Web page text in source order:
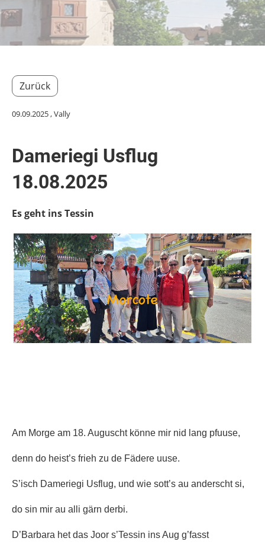
Zurück
09.09.2025, Vally
Dameriegi Usflug
18.08.2025
Es geht ins Tessin
Am Morge am 18. Auguscht könne mir nid lang pfuuse,
denn do heist’s frieh zu de Fädere uuse.
S’isch Dameriegi Usflug, und wie sott’s au anderscht si,
do sin mir au alli gärn derbi.
D’Barbara het das Joor s’Tessin ins Aug g’fasst